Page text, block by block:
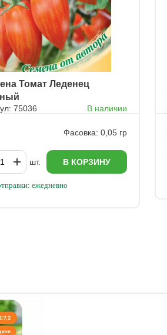
Томат Леденец
75036 В наличии
Фасовка: 0,05 гр
шт. В КОРЗИНУ
ежедневно